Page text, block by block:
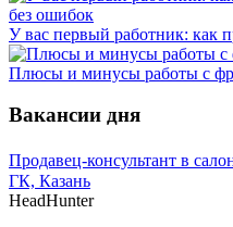
У вас первый работник: как
Плюсы и минусы работы с
Вакансии дня
Продавец-консультант в
ГК, Казань
HeadHunter